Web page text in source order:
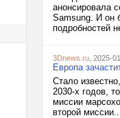
анонсировала
Samsung. И он
подробностей
3Dnews.ru , 2025-
Европа
Стало
2030-х годов,
миссии
второй